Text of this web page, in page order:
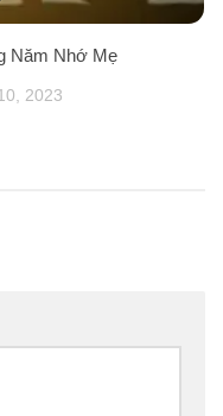
Năm Nhớ Mẹ
2023